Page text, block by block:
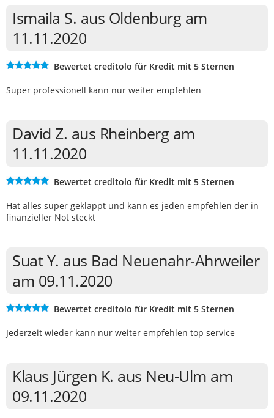
Ismaila S. aus Oldenburg am
11.11.2020
Bewertet creditolo für Kredit mit 5 Sternen
Super professionell kann nur weiter empfehlen
David Z. aus Rheinberg am
11.11.2020
Bewertet creditolo für Kredit mit 5 Sternen
Hat alles super geklappt und kann es jeden empfehlen der in
finanzieller Not steckt
Suat Y. aus Bad Neuenahr-Ahrweiler
am 09.11.2020
Bewertet creditolo für Kredit mit 5 Sternen
Jederzeit wieder kann nur weiter empfehlen top service
Klaus Jürgen K. aus Neu-Ulm am
09.11.2020